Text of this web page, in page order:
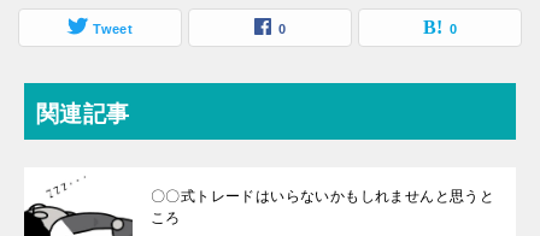
Tweet 0 0
関連記事
〇〇式トレードはいらないかもしれませんと思うと
ころ